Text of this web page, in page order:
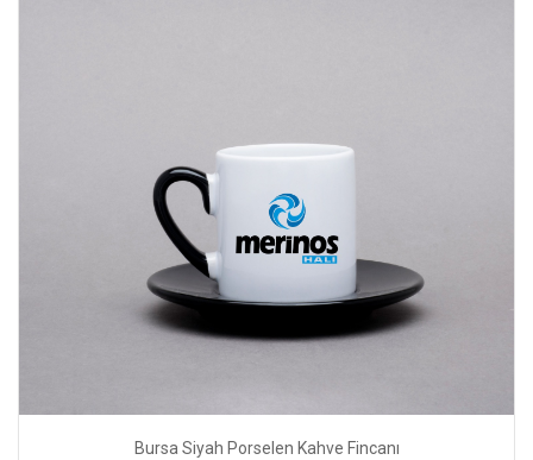
Bursa Siyah Porselen Kahve Fincanı